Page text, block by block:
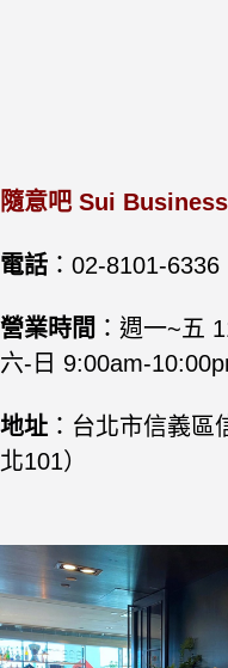
隨意吧 Sui
電話 ：02-8101-6336
營業時間 ：週一~五
六-日 9:00am-
地址 ：台北市信義
北101）